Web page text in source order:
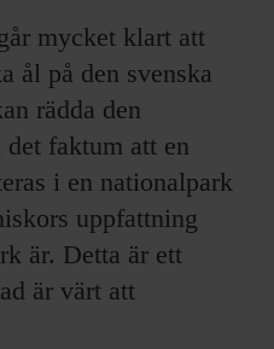
mycket klart att
ål på den svenska
rädda den
faktum att en
i en nationalpark
uppfattning
är. Detta är ett
är värt att